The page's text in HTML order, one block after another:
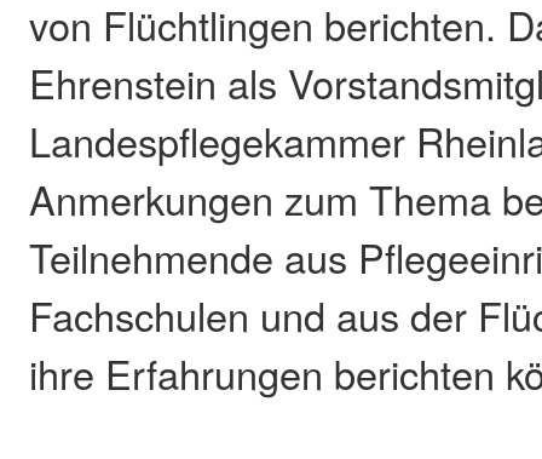
von Flüchtlingen berichten.
Ehrenstein als
Landespflegekammer
Anmerkungen zum Thema
Teilnehmende aus
Fachschulen und aus der
ihre Erfahrungen berichten